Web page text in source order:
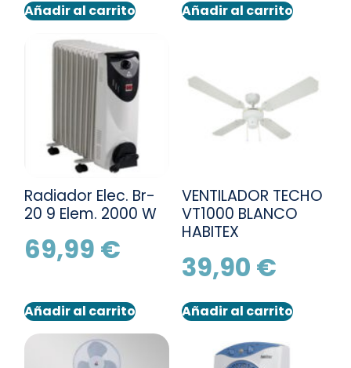
Añadir al carrito Añadir al carrito
Radiador Elec. Br-
20 9 Elem. 2000 W
69,99 €
Añadir al carrito
VENTILADOR TECHO
VT1000 BLANCO
HABITEX
39,90 €
Añadir al carrito